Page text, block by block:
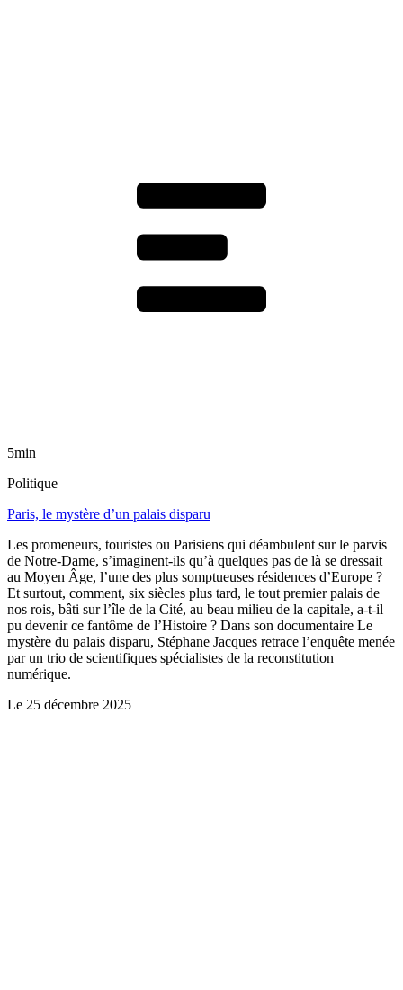
5min
Politique
Paris, le mystère d’un palais disparu
Les promeneurs, touristes ou Parisiens qui déambulent sur le parvis
de Notre-Dame, s’imaginent-ils qu’à quelques pas de là se dressait
au Moyen Âge, l’une des plus somptueuses résidences d’Europe ?
Et surtout, comment, six siècles plus tard, le tout premier palais de
nos rois, bâti sur l’île de la Cité, au beau milieu de la capitale, a-t-il
pu devenir ce fantôme de l’Histoire ? Dans son documentaire Le
mystère du palais disparu, Stéphane Jacques retrace l’enquête menée
par un trio de scientifiques spécialistes de la reconstitution
numérique.
Le 25 décembre 2025